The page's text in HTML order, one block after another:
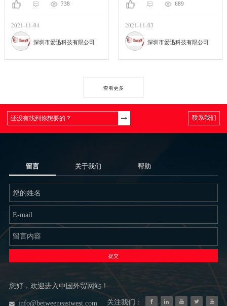
738
2021-11-04
深圳市爱迅科技有限公司
689
2021-11-03
深圳市爱迅科技有限公司
查看更多
联系我们
留言 关于我们 帮助
提交
您好，欢迎进入中国外贸网站！
info@betweeneastwest.com 关注我们：